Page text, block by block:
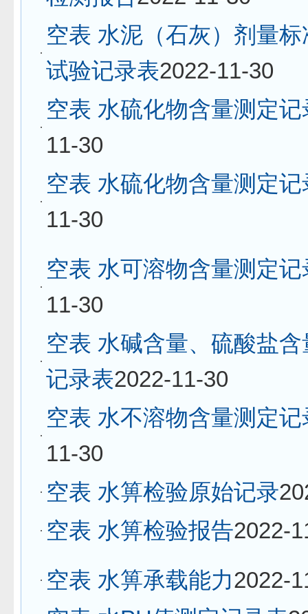
空表 水泥（石灰）剂量
试验记录表2022-11-30
空表 水硫化物含量测定记
11-30
空表 水硫化物含量测定记
11-30
空表 水可溶物含量测定记
11-30
空表 水碱含量、硫酸盐
记录表2022-11-30
空表 水不溶物含量测定记
11-30
空表 水箅检验原始记录
空表 水箅检验报告2022-
空表 水箅承载能力2022-